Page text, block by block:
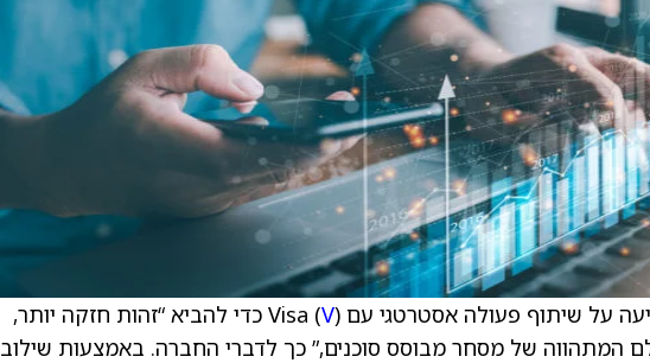
V
) כדי להביא “זהות חזקה יותר,
המתהווה של מסחר מבוסס סוכנים,” כך לדברי החברה. באמצעות שילוב